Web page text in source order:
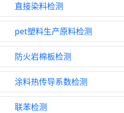
直接染料检测
pet塑料生产原料检测
防火岩棉板检测
涂料热传导系数检测
联苯检测